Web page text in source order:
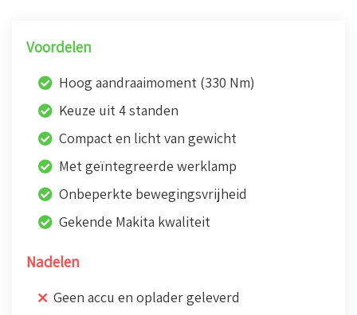
Voordelen
Hoog aandraaimoment (330 Nm)
Keuze uit 4 standen
Compact en licht van gewicht
Met geïntegreerde werklamp
Onbeperkte bewegingsvrijheid
Gekende Makita kwaliteit
Nadelen
Geen accu en oplader geleverd